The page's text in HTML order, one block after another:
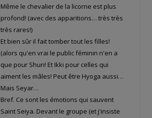
Même le chevalier de la licorne est plus
profond! (avec des apparitions… très très
très rares!)
Et bien sûr il fait tomber tout les filles!
(alors qu'en vrai le public féminin n'en a
que pour Shun! Et Ikki pour celles qui
aiment les mâles! Peut être Hyoga aussi…
Mais Seyar…
Bref. Ce sont les émotions qui sauvent
Saint Seiya. Devant le groupe (et j'insiste